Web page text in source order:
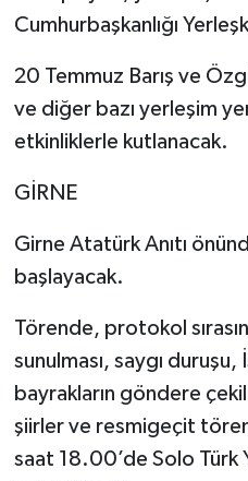
Cumhurbaşkanlığı
20 Temmuz Barış ve
ve diğer bazı yerleşim
etkinliklerle kutlanacak.
GİRNE
Girne Atatürk Anıtı
başlayacak.
Törende, protokol
sunulması, saygı duruşu,
bayrakların göndere
şiirler ve resmigeçit
saat 18.00’de Solo Türk